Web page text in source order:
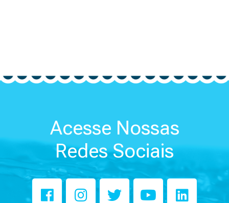
Acesse Nossas
Redes Sociais